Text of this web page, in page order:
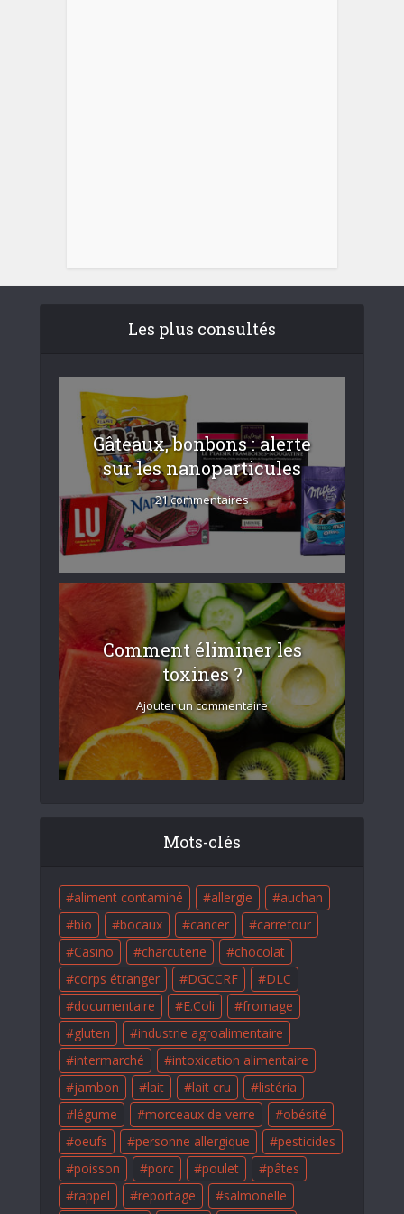
Les plus consultés
Gâteaux, bonbons : alerte
sur les nanoparticules
21 commentaires
Comment éliminer les
toxines ?
Ajouter un commentaire
Mots-clés
aliment contaminé allergie
auchan
bio
bocaux cancer
carrefour
Casino
charcuterie
chocolat
corps étranger
DGCCRF
DLC
documentaire
E.Coli
fromage
gluten
industrie agroalimentaire
intermarché
intoxication alimentaire
jambon
lait lait cru
listéria
légume
morceaux de verre
obésité
oeufs
personne allergique
pesticides
poisson
porc poulet
pâtes
rappel
reportage
salmonelle